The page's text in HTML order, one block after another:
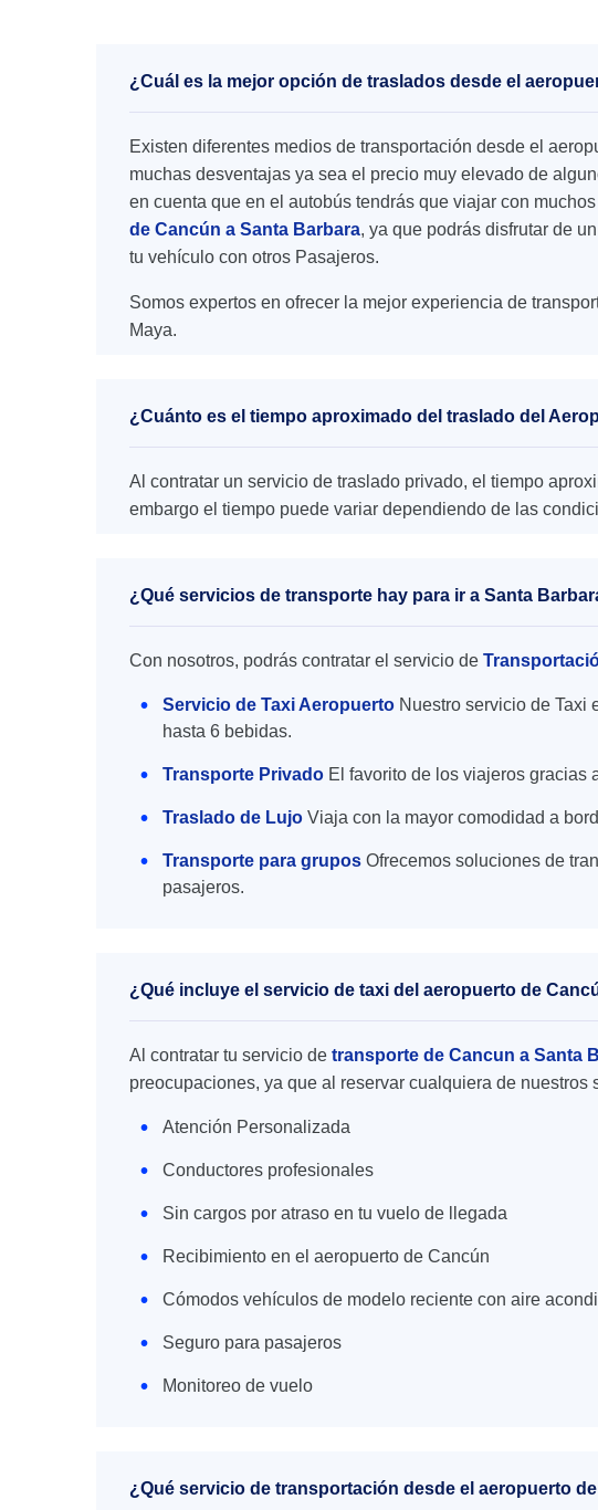
¿Cuál es la mejor opción de traslados desde el
Existen diferentes medios de transportación desde el
muchas desventajas ya sea el precio muy elevado de
en cuenta que en el autobús tendrás que viajar con
de Cancún a Santa Barbara, ya que podrás disfrutar de
tu vehículo con otros Pasajeros.
Somos expertos en ofrecer la mejor experiencia de
Maya.
¿Cuánto es el tiempo aproximado del traslado del
Al contratar un servicio de traslado privado, el tiempo
embargo el tiempo puede variar dependiendo de las
¿Qué servicios de transporte hay para ir a Santa
Con nosotros, podrás contratar el servicio de
Servicio de Taxi Aeropuerto Nuestro servicio de Taxi
hasta 6 bebidas.
Transporte Privado El favorito de los viajeros gracias
Traslado de Lujo Viaja con la mayor comodidad a
Transporte para grupos Ofrecemos soluciones de
pasajeros.
¿Qué incluye el servicio de taxi del aeropuerto de
Al contratar tu servicio de transporte de Cancun a Santa
preocupaciones, ya que al reservar cualquiera de
Atención Personalizada
Conductores profesionales
Sin cargos por atraso en tu vuelo de llegada
Recibimiento en el aeropuerto de Cancún
Cómodos vehículos de modelo reciente con aire
Seguro para pasajeros
Monitoreo de vuelo
¿Qué servicio de transportación desde el aeropuerto